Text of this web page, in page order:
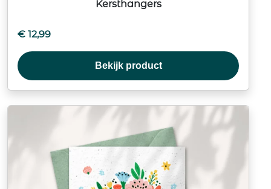
Kersthangers
€ 12,99
Bekijk product